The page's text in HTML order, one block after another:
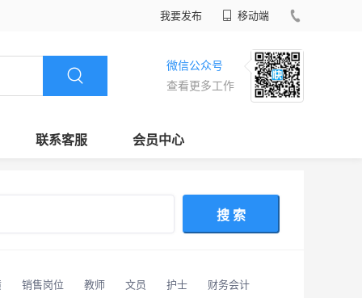
我要发布 移动端
微信公众号
查看更多工作
联系客服 会员中心
搜 索
销售岗位 教师 文员 护士
财务会计